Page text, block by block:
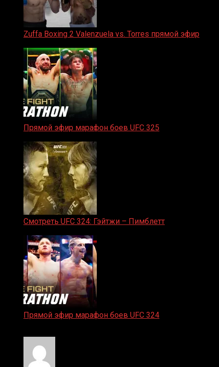
Zuffa Boxing 2 Valenzuela vs. Torres прямой эфир
Прямой эфир марафон боев UFC 325
Смотреть UFC 324: Гэйтжи – Пимблетт
Прямой эфир марафон боев UFC 324